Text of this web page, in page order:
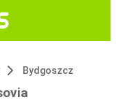
Bydgoszcz